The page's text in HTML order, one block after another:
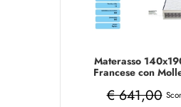
Materasso
Francese con
€ 641,00